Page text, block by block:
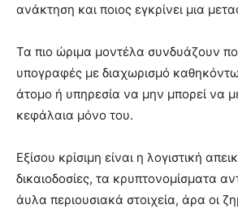
ανάκτηση και ποιος εγκρίνει μια
Τα πιο ώριμα μοντέλα συνδυάζουν
υπογραφές με διαχωρισμό
άτομο ή υπηρεσία να μην μπορεί να
κεφάλαια μόνο του.
Εξίσου κρίσιμη είναι η λογιστική
δικαιοδοσίες, τα κρυπτονομίσματα
άυλα περιουσιακά στοιχεία, άρα οι